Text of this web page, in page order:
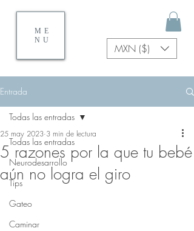
MXN ($)
ME
NU
Entrada
Todas las entradas
Neurodesarrollo
Tips
Gateo
Caminar
Todas las entradas
5 razones por la que tu bebé
aún no logra el giro
25 may 2023 3 min de lectura